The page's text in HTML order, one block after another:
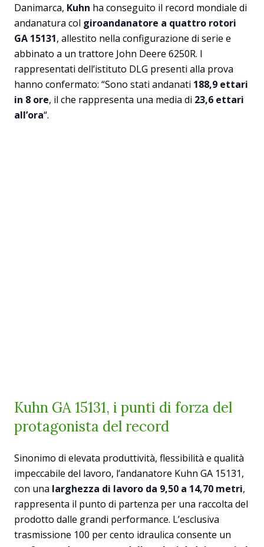
Danimarca, Kuhn ha conseguito il record mondiale di
andanatura col giroandanatore a quattro rotori
GA 15131, allestito nella configurazione di serie e
abbinato a un trattore John Deere 6250R. I
rappresentati dell’istituto DLG presenti alla prova
hanno confermato: “Sono stati andanati 188,9 ettari
in 8 ore, il che rappresenta una media di 23,6 ettari
all’ora“.
Kuhn GA 15131, i punti di forza del
protagonista del record
Sinonimo di elevata produttività, flessibilità e qualità
impeccabile del lavoro, l’andanatore Kuhn GA 15131,
con una larghezza di lavoro da 9,50 a 14,70 metri,
rappresenta il punto di partenza per una raccolta del
prodotto dalle grandi performance. L’esclusiva
trasmissione 100 per cento idraulica consente un